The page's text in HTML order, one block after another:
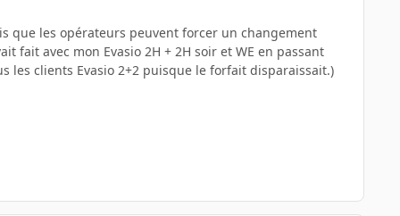
que les opérateurs peuvent forcer un changement
fait avec mon Evasio 2H + 2H soir et WE en passant
clients Evasio 2+2 puisque le forfait disparaissait.)